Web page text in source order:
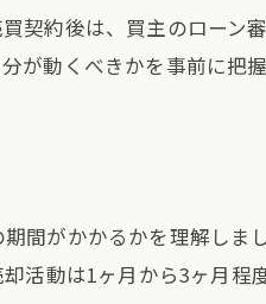
契約後は、買主のローン
が動くべきかを事前に把
間がかかるかを理解しま
活動は1ヶ月から3ヶ月程